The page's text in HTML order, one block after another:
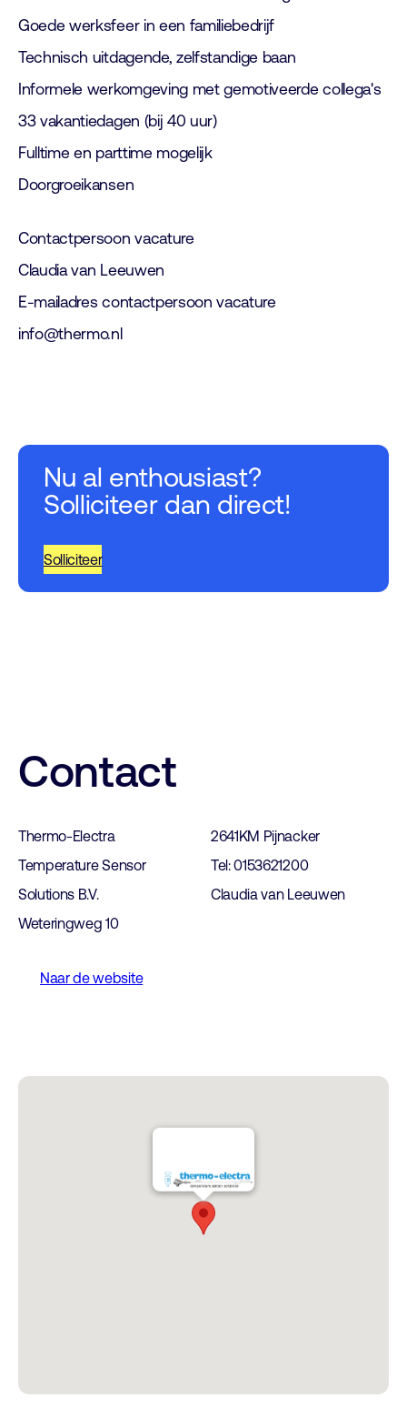
Goede werksfeer in een familiebedrijf
Technisch uitdagende, zelfstandige baan
Informele werkomgeving met gemotiveerde collega's
33 vakantiedagen (bij 40 uur)
Fulltime en parttime mogelijk
Doorgroeikansen
Contactpersoon vacature
Claudia van Leeuwen
E-mailadres contactpersoon vacature
info@thermo.nl
Nu al enthousiast?
Solliciteer dan direct!
Solliciteer
Contact
Thermo-Electra
Temperature Sensor
Solutions B.V.
Weteringweg 10
2641KM Pijnacker
Tel: 0153621200
Claudia van Leeuwen
Naar de website